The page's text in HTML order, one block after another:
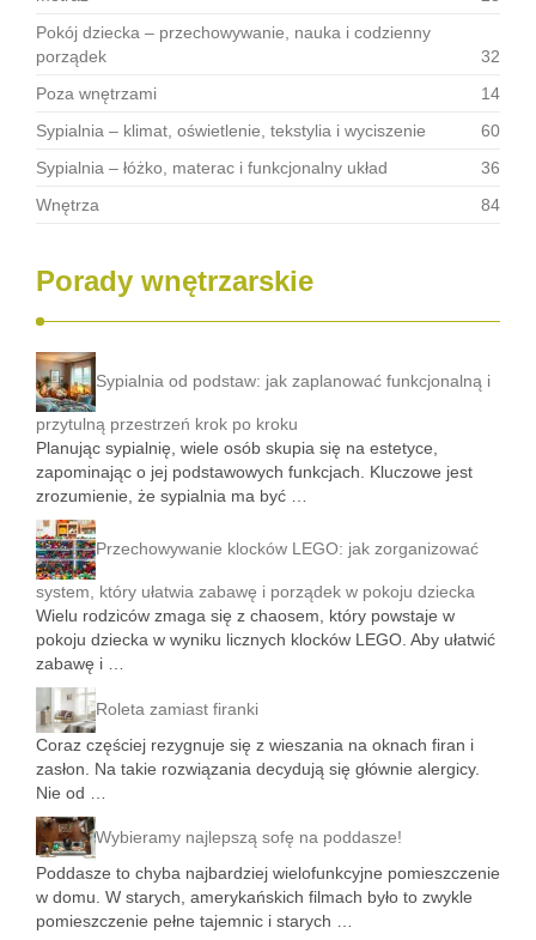
Pokój dziecka – przechowywanie, nauka i codzienny
porządek
32
Poza wnętrzami
14
Sypialnia – klimat, oświetlenie, tekstylia i wyciszenie
60
Sypialnia – łóżko, materac i funkcjonalny układ
36
Wnętrza
84
Porady wnętrzarskie
Sypialnia od podstaw: jak zaplanować funkcjonalną i
przytulną przestrzeń krok po kroku
Planując sypialnię, wiele osób skupia się na estetyce,
zapominając o jej podstawowych funkcjach. Kluczowe jest
zrozumienie, że sypialnia ma być …
Przechowywanie klocków LEGO: jak zorganizować
system, który ułatwia zabawę i porządek w pokoju dziecka
Wielu rodziców zmaga się z chaosem, który powstaje w
pokoju dziecka w wyniku licznych klocków LEGO. Aby ułatwić
zabawę i …
Roleta zamiast firanki
Coraz częściej rezygnuje się z wieszania na oknach firan i
zasłon. Na takie rozwiązania decydują się głównie alergicy.
Nie od …
Wybieramy najlepszą sofę na poddasze!
Poddasze to chyba najbardziej wielofunkcyjne pomieszczenie
w domu. W starych, amerykańskich filmach było to zwykle
pomieszczenie pełne tajemnic i starych …